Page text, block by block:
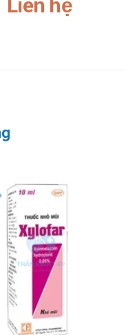
hệ qua số điện thoại
Liên hệ